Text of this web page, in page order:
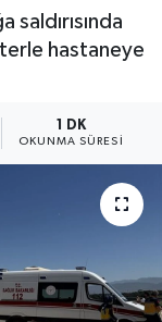
hastaneye
1 DK
OKUNMA SÜRESI